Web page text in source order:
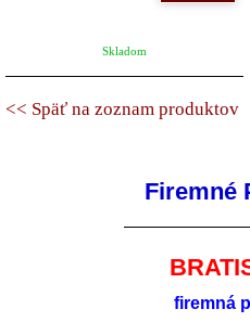
Skladom
<< Späť na zoznam produktov
Firemné
firemná